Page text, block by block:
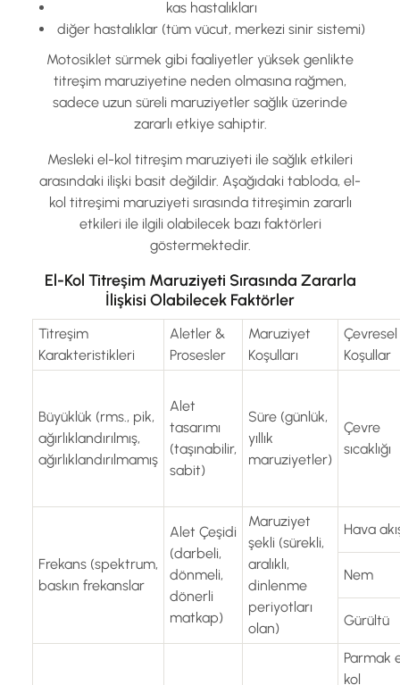
kas hastalıkları
diğer hastalıklar (tüm vücut, merkezi sinir sistemi)
Motosiklet sürmek gibi faaliyetler yüksek genlikte
titreşim maruziyetine neden olmasına rağmen,
sadece uzun süreli maruziyetler sağlık üzerinde
zararlı etkiye sahiptir.
Mesleki el-kol titreşim maruziyeti ile sağlık etkileri
arasındaki ilişki basit değildir. Aşağıdaki tabloda, el-
kol titreşimi maruziyeti sırasında titreşimin zararlı
etkileri ile ilgili olabilecek bazı faktörleri
göstermektedir.
El-Kol Titreşim Maruziyeti Sırasında Zararla
İlişkisi Olabilecek Faktörler
Titreşim
Karakteristikleri
Aletler &
Prosesler
Maruziyet
Koşulları
Çevresel
Koşullar
Büyüklük (rms., pik,
ağırlıklandırılmış,
ağırlıklandırılmamış
Alet
tasarımı
(taşınabilir,
sabit)
Süre (günlük,
yıllık
maruziyetler)
Çevre
sıcaklığı
Frekans (spektrum,
baskın frekanslar
Alet Çeşidi
(darbeli,
dönmeli,
dönerli
matkap)
Maruziyet
şekli (sürekli,
aralıklı,
dinlenme
periyotları
olan)
Hava
Nem
Gürültü
Parmak
kol